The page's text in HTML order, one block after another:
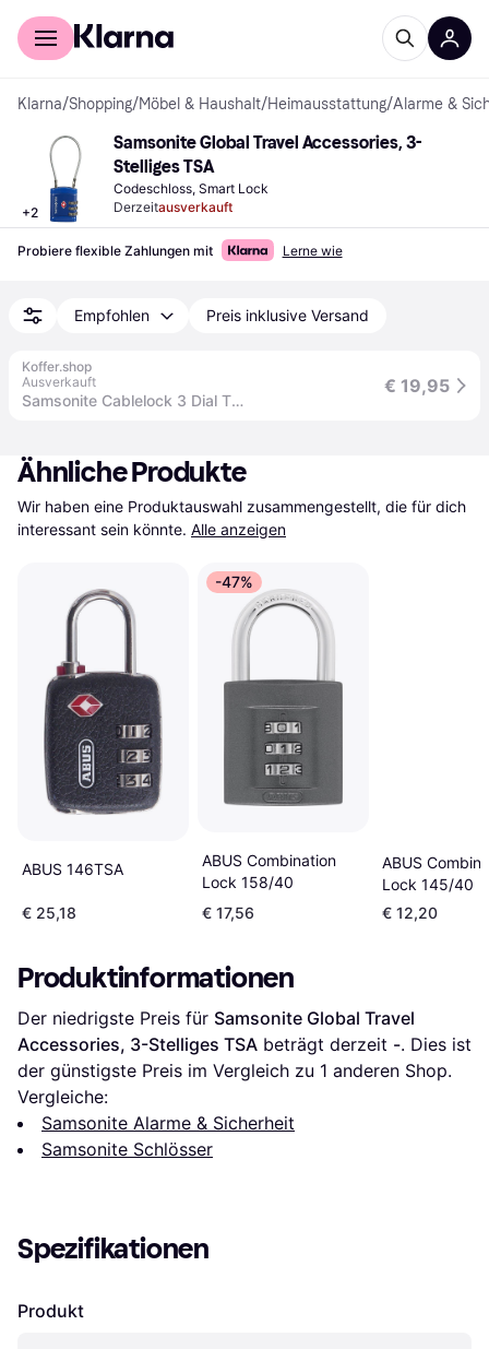
Für Shopper
Klarna/Shopping/Möbel & Haushalt/Heimausstattung/Alarme &
+2
Samsonite Global Travel Accessories, 3-
Stelliges TSA
Codeschloss, Smart Lock
Derzeitausverkauft
Probiere flexible Zahlungen mit Lerne wie
Empfohlen Preis inklusive Versand
Koffer.shop
Ausverkauft
Samsonite Cablelock 3 Dial TSA - Schloss (midnight blue)
€ 19,95
Ähnliche Produkte
Wir haben eine Produktauswahl zusammengestellt, die für dich
interessant sein könnte. Alle anzeigen
ABUS 146TSA
€ 25,18
-47%
ABUS Combination
Lock 158/40
€ 17,56
ABUS
Lock 145/40
€ 12,20
Produktinformationen
Der niedrigste Preis für Samsonite Global Travel
Accessories, 3-Stelliges TSA beträgt derzeit -. Dies ist
der günstigste Preis im Vergleich zu 1 anderen Shop.
Vergleiche:
Samsonite Alarme & Sicherheit
Samsonite Schlösser
Spezifikationen
Produkt